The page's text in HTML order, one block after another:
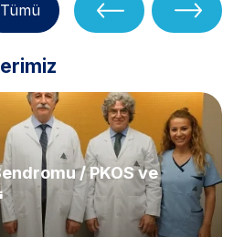
Tümü
/ PKOS ve